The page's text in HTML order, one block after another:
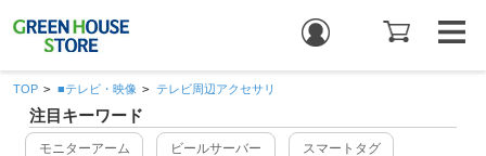
TOP > ■テレビ・映像 > テレビ周辺アクセサリ
注目キーワード
モニターアーム ビールサーバー スマートタグ